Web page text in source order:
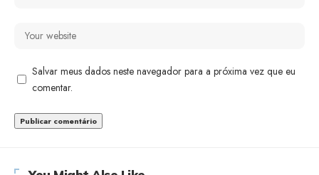
Salvar meus dados neste navegador para a próxima vez que eu
comentar.